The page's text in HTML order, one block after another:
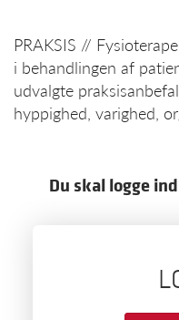
PRAKSIS //
i behandlingen af
udvalgte
hyppighed, varighed,
Du skal logge